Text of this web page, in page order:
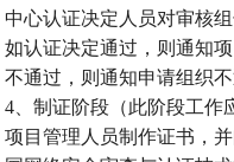
中心认证决定人员对审核
如认证决定通过，则通知
不通过，则通知申请组织不
4、制证阶段（此阶段工作
项目管理人员制作证书，